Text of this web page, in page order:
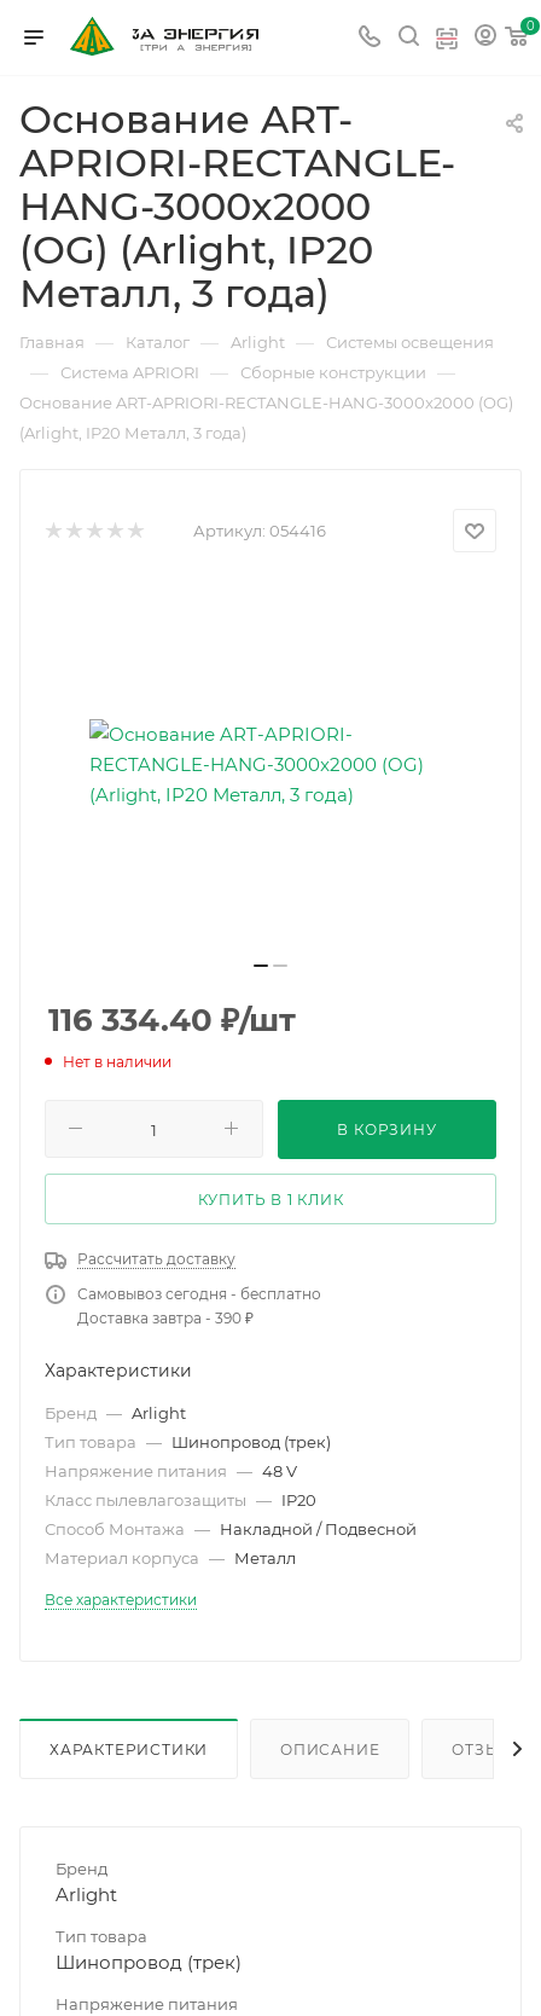
0
Основание ART-
APRIORI-RECTANGLE-
HANG-3000x2000
(OG) (Arlight, IP20
Металл, 3 года)
Главная — Каталог — Arlight — Системы освещения
— Система APRIORI — Сборные конструкции —
Основание ART-APRIORI-RECTANGLE-HANG-3000x2000 (OG)
(Arlight, IP20 Металл, 3 года)
Артикул: 054416
116 334.40 ₽/шт
Нет в наличии
В КОРЗИНУ
КУПИТЬ В 1 КЛИК
Рассчитать доставку
Самовывоз сегодня - бесплатно
Доставка завтра - 390 ₽
Характеристики
Бренд — Arlight
Тип товара — Шинопровод (трек)
Напряжение питания — 48 V
Класс пылевлагозащиты — IP20
Способ Монтажа — Накладной / Подвесной
Материал корпуса — Металл
Все характеристики
ХАРАКТЕРИСТИКИ ОПИСАНИЕ ОТЗЫВЫ
Бренд
Arlight
Тип товара
Шинопровод (трек)
Напряжение питания